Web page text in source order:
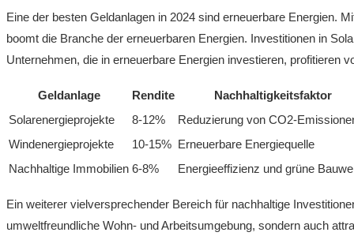
Eine der besten Geldanlagen in 2024 sind erneuerbare Energien.⁤
boomt die Branche der erneuerbaren‌ Energien. Investitionen in
⁤Unternehmen, die in erneuerbare ‍Energien ‌investieren, profitieren
Geldanlage Rendite
Nachhaltigkeitsfaktor
Solarenergieprojekte
8-12%
Reduzierung von CO2-
Windenergieprojekte
10-15% Erneuerbare Energiequelle
Nachhaltige‌ Immobilien 6-8% Energieeffizienz und grüne
Ein weiterer vielversprechender Bereich ‌für nachhaltige
umweltfreundliche Wohn- ‍und Arbeitsumgebung, sondern auch